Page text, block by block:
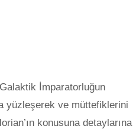
İmparatorluğun
yüzleşerek ve müttefiklerini
konusuna detaylarına